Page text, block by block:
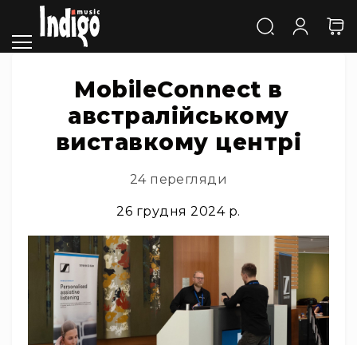
Каталог
системи
та
компоненти
Активні
АС
АС
Сабвуфери
Саундбари
Сценічні
монітори
Cтудійні
монітори
Автономна
MobileConnect в
австралійському
виставкому центрі
24 перегляди
26 грудня 2024 р.